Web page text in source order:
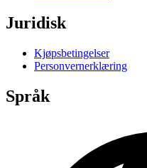
Juridisk
Kjøpsbetingelser
Personvernerklæring
Språk